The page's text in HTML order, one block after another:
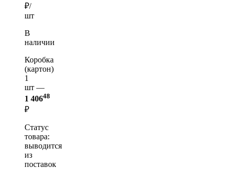
₽/
шт
В
наличии
Коробка
(картон)
1
шт —
1 40648
₽
Статус
товара:
выводится
из
поставок